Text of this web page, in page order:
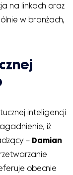
na linkach oraz
w branżach,
inteligencji
iż
– Damian
obecnie